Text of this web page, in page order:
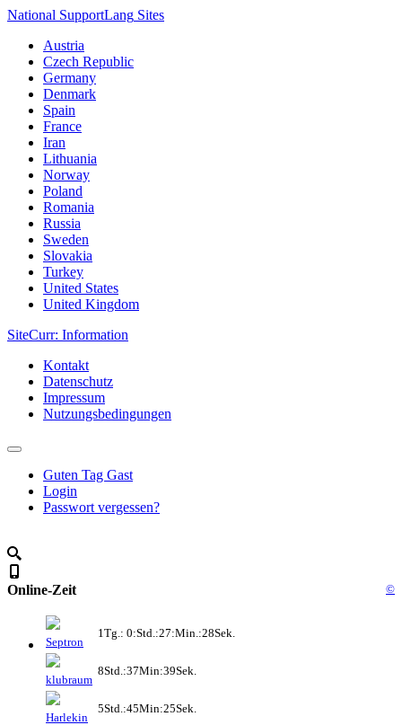
National SupportLang Sites
Austria
Czech Republic
Germany
Denmark
Spain
France
Iran
Lithuania
Norway
Poland
Romania
Russia
Sweden
Slovakia
Turkey
United States
United Kingdom
SiteCurr: Information
Kontakt
Datenschutz
Impressum
Nutzungsbedingungen
Guten Tag Gast
Login
Passwort vergessen?
Online-Zeit ©
Septron
1Tg.: 0:Std.:27:Min.:28Sek.
klubraum
8Std.:37Min:39Sek.
Harlekin
5Std.:45Min:25Sek.